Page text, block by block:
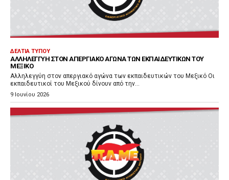
ΔΕΛΤΊΑ ΤΎΠΟΥ
ΑΛΛΗΛΕΓΓΎΗ ΣΤΟΝ ΑΠΕΡΓΙΑΚΌ ΑΓΏΝΑ ΤΩΝ ΕΚΠΑΙΔΕΥΤΙΚΏΝ ΤΟΥ
ΜΕΞΙΚΌ
Αλληλεγγύη στον απεργιακό αγώνα των εκπαιδευτικών του Μεξικό Οι
εκπαιδευτικοί του Μεξικού δίνουν από την...
9 Ιουνίου 2026